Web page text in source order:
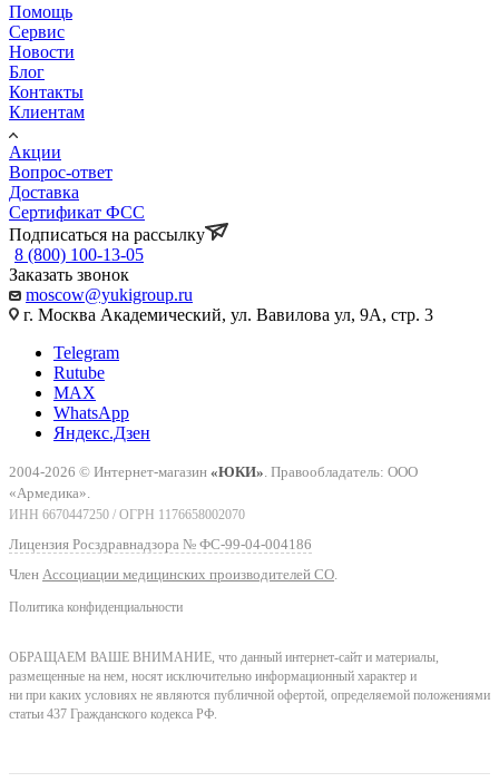
Помощь
Сервис
Новости
Блог
Контакты
Клиентам
Акции
Вопрос-ответ
Доставка
Сертификат ФСС
Подписаться на рассылку
8 (800) 100-13-05
Заказать звонок
moscow@yukigroup.ru
г. Москва Академический, ул. Вавилова ул, 9А, стр. 3
Telegram
Rutube
MAX
WhatsApp
Яндекс.Дзен
2004-2026 © Интернет-магазин «ЮКИ» . Правообладатель: ООО
«Армедика».
ИНН 6670447250 / ОГРН 1176658002070
Лицензия Росздравнадзора № ФС-99-04-004186
Член Ассоциации медицинских производителей СО
Политика конфиденциальности
ОБРАЩАЕМ ВАШЕ ВНИМАНИЕ, что данный интернет-сайт и материалы,
размещенные на нем, носят исключительно информационный характер и
ни при каких условиях не являются публичной офертой, определяемой положениями
статьи 437 Гражданского кодекса РФ.